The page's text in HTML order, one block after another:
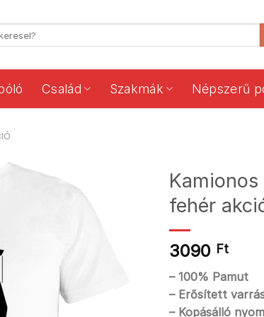
Család Szakmák Népszerű
fehér
3090 Ft
– 100% Pamut
– Erősített
– Kopásálló